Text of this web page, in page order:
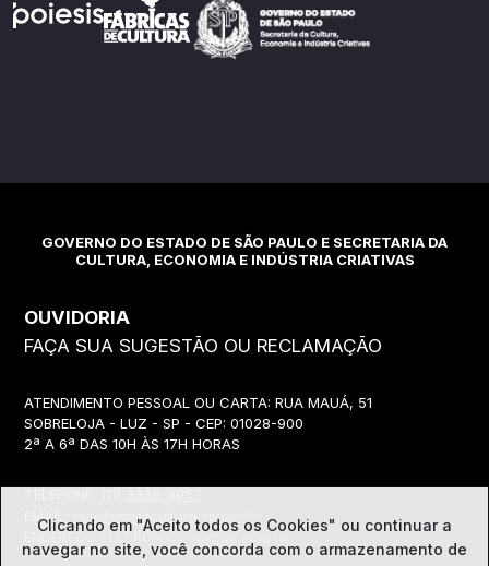
GOVERNO DO ESTADO DE SÃO PAULO E SECRETARIA DA
CULTURA, ECONOMIA E INDÚSTRIA CRIATIVAS
OUVIDORIA
FAÇA SUA SUGESTÃO OU RECLAMAÇÃO
ATENDIMENTO PESSOAL OU CARTA: RUA MAUÁ, 51
SOBRELOJA - LUZ - SP - CEP: 01028-900
2ª A 6ª DAS 10H ÀS 17H HORAS
EMAIL:
ouvidoria@cultura.sp.gov.br
ENDEREÇO ELETRÔNICO: clique abaixo
Clicando em "Aceito todos os Cookies" ou continuar a
navegar no site, você concorda com o armazenamento de